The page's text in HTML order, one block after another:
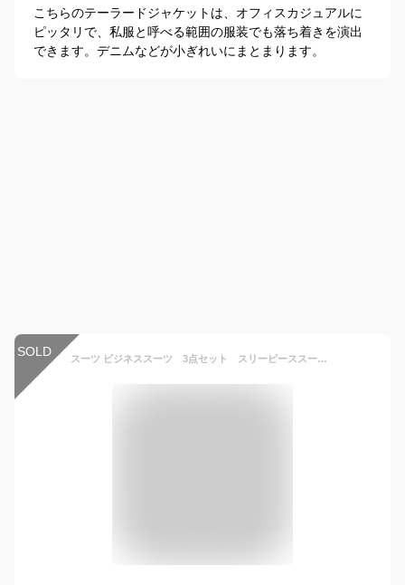
こちらのテーラードジャケットは、オフィスカジュアルに
ピッタリで、私服と呼べる範囲の服装でも落ち着きを演出
できます。デニムなどが小ぎれいにまとまります。
SOLD スーツ ビジネススーツ 3点セット スリーピーススーツ 結婚式スーツ カジュアルスーツ スリムスーツ メンズスーツ セットアップ 二次会 おしゃれ 春夏 一つボタン 紳士